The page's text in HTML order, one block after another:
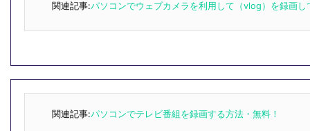
関連記事:パソコンでウェブカメラを利用して（vlog）を録画し
関連記事:パソコンでテレビ番組を録画する方法・無料！